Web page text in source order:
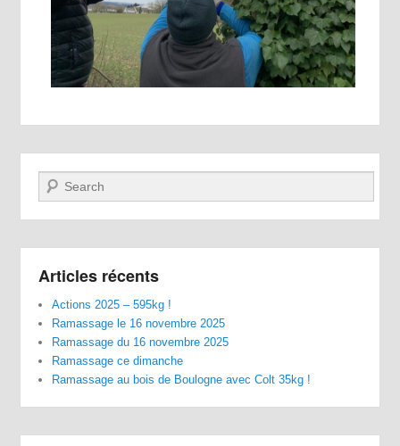
Recherche
Articles récents
Actions 2025 – 595kg !
Ramassage le 16 novembre 2025
Ramassage du 16 novembre 2025
Ramassage ce dimanche
Ramassage au bois de Boulogne avec Colt 35kg !